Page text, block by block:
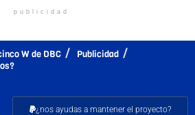
publicidad
W de DBC
Publicidad
¿nos ayudas a mantener el proyecto?